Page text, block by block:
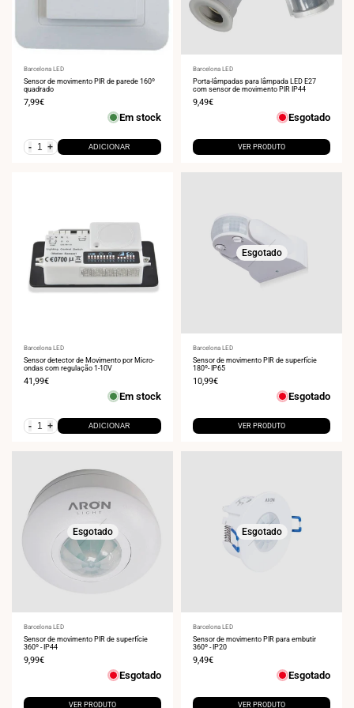
Fornecedor:
Barcelona LED
Sensor de movimento PIR de parede 160º
quadrado
Preço
7,99€
Em stock
- + ADICIONAR
Fornecedor:
Barcelona LED
Porta-lâmpadas para lâmpada LED E27
com sensor de movimento PIR IP44
Preço
9,49€
Esgotado
VER PRODUTO
Fornecedor:
Barcelona LED
Sensor detector de Movimento por Micro-
ondas com regulação 1-10V
Preço
41,99€
Em stock
- + ADICIONAR
Esgotado
Fornecedor:
Barcelona LED
Sensor de movimento PIR de superfície
180º- IP65
Preço
10,99€
Esgotado
VER PRODUTO
Esgotado
Fornecedor:
Barcelona LED
Sensor de movimento PIR de superfície
360º - IP44
Preço
9,99€
Esgotado
VER PRODUTO
Esgotado
Fornecedor:
Barcelona LED
Sensor de movimento PIR para embutir
360º - IP20
Preço
9,49€
Esgotado
VER PRODUTO